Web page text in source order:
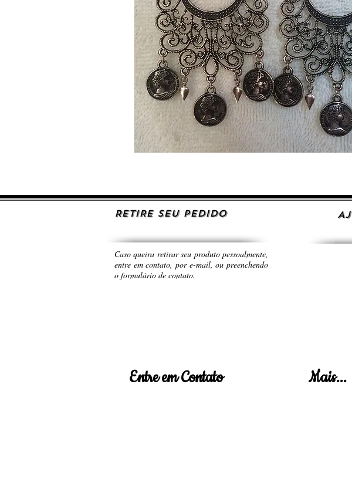
RETIRE SEU PEDIDO
Caso queira retirar seu produto pessoalmente,
entre em contato, por e-mail, ou preenchendo
o formulário de contato.
Entre em Contato Mais...